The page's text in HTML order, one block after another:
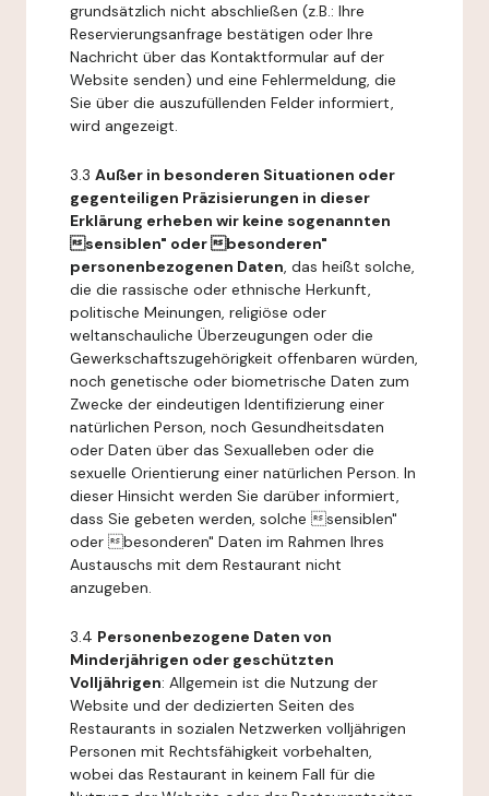
grundsätzlich nicht abschließen (z.B.: Ihre
Reservierungsanfrage bestätigen oder Ihre
Nachricht über das Kontaktformular auf der
Website senden) und eine Fehlermeldung, die
Sie über die auszufüllenden Felder informiert,
wird angezeigt.
3.3 Außer in besonderen Situationen oder
gegenteiligen Präzisierungen in dieser
Erklärung erheben wir keine sogenannten
sensiblen" oder besonderen"
personenbezogenen Daten, das heißt solche,
die die rassische oder ethnische Herkunft,
politische Meinungen, religiöse oder
weltanschauliche Überzeugungen oder die
Gewerkschaftszugehörigkeit offenbaren würden,
noch genetische oder biometrische Daten zum
Zwecke der eindeutigen Identifizierung einer
natürlichen Person, noch Gesundheitsdaten
oder Daten über das Sexualleben oder die
sexuelle Orientierung einer natürlichen Person. In
dieser Hinsicht werden Sie darüber informiert,
dass Sie gebeten werden, solche sensiblen"
oder besonderen" Daten im Rahmen Ihres
Austauschs mit dem Restaurant nicht
anzugeben.
3.4 Personenbezogene Daten von
Minderjährigen oder geschützten
Volljährigen: Allgemein ist die Nutzung der
Website und der dedizierten Seiten des
Restaurants in sozialen Netzwerken volljährigen
Personen mit Rechtsfähigkeit vorbehalten,
wobei das Restaurant in keinem Fall für die